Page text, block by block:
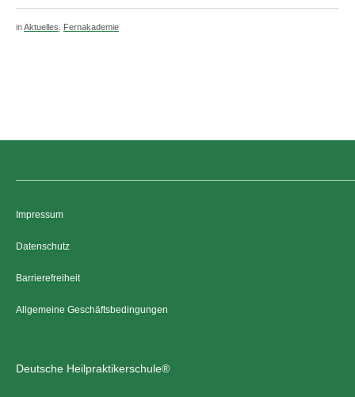
inAktuelles Fernakademie
Impressum
Datenschutz
Barrierefreiheit
Allgemeine Geschäftsbedingungen
Deutsche Heilpraktikerschule®